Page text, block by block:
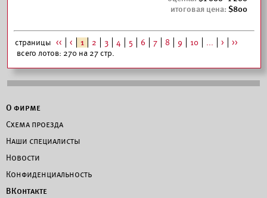
800
страницы << < 1 2 3 4 5 6 7 8 9 10 ... >
>>
всего лотов: 270 на 27 стр.
О фирме
Схема проезда
Наши специалисты
Новости
Конфиденциальность
ВКонтакте